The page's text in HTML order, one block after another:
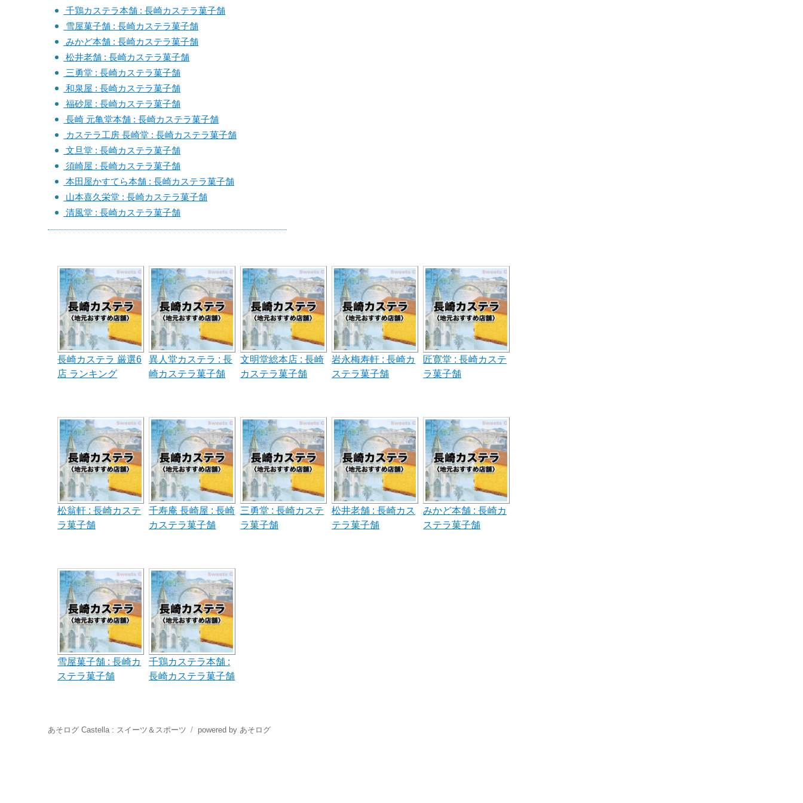
千鶏カステラ本舗 : 長崎カステラ菓子舗
雪屋菓子舗 : 長崎カステラ菓子舗
みかど本舗 : 長崎カステラ菓子舗
松井老舗 : 長崎カステラ菓子舗
三勇堂 : 長崎カステラ菓子舗
和泉屋 : 長崎カステラ菓子舗
福砂屋 : 長崎カステラ菓子舗
長崎 元亀堂本舗 : 長崎カステラ菓子舗
カステラ工房 長崎堂 : 長崎カステラ菓子舗
文旦堂 : 長崎カステラ菓子舗
須崎屋 : 長崎カステラ菓子舗
本田屋かすてら本舗 : 長崎カステラ菓子舗
山本喜久栄堂 : 長崎カステラ菓子舗
清風堂 : 長崎カステラ菓子舗
長崎カステラ 厳選6
店 ランキング
異人堂カステラ : 長
崎カステラ菓子舗
文明堂総本店 : 長崎
カステラ菓子舗
岩永梅寿軒 : 長崎カ
ステラ菓子舗
匠寛堂 : 長崎カステ
ラ菓子舗
松翁軒 : 長崎カステ
ラ菓子舗
千寿庵 長崎屋 : 長崎
カステラ菓子舗
三勇堂 : 長崎カステ
ラ菓子舗
松井老舗 : 長崎カス
テラ菓子舗
みかど本舗 : 長崎カ
ステラ菓子舗
雪屋菓子舗 : 長崎カ
ステラ菓子舗
千鶏カステラ本舗 :
長崎カステラ菓子舗
あそログ Castella : スイーツ＆スポーツ powered by あそログ